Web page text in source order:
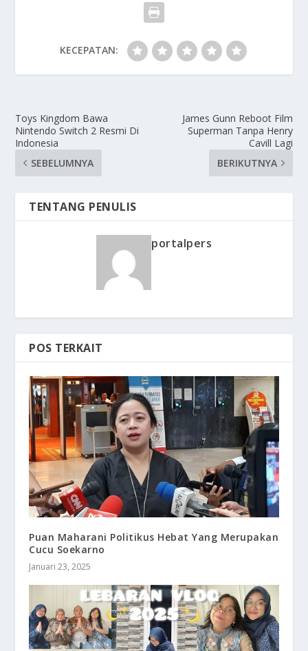
KECEPATAN:
Toys Kingdom Bawa
Nintendo Switch 2 Resmi Di
Indonesia
SEBELUMNYA
James Gunn Reboot Film
Superman Tanpa Henry
Cavill Lagi
BERIKUTNYA
TENTANG PENULIS
portalpers
POS TERKAIT
Puan Maharani Politikus Hebat Yang Merupakan
Cucu Soekarno
Januari 23, 2025